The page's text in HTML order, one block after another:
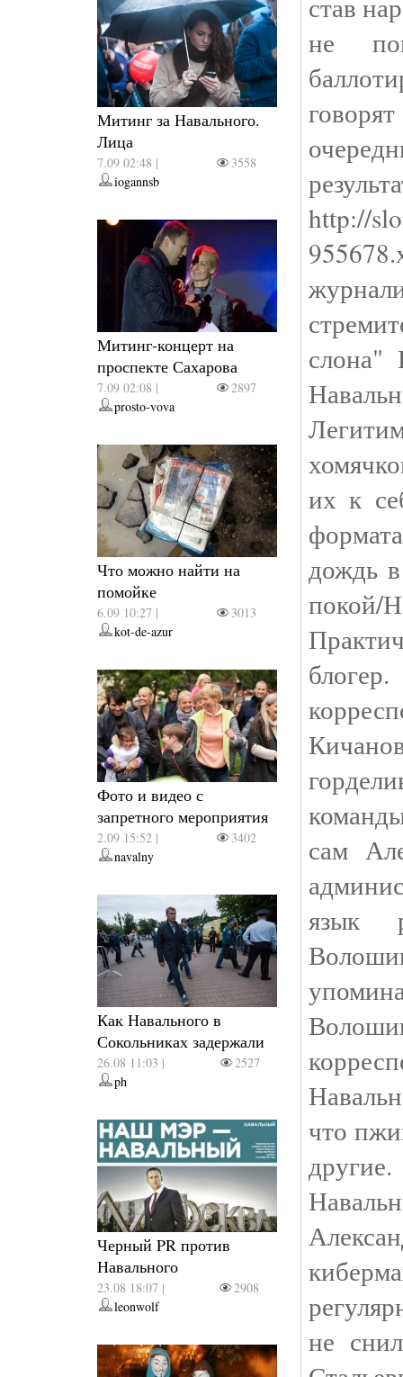
Митинг за Навального.
Лица
7.09 02:48 |
3558
iogannsb
Митинг-концерт на
проспекте Сахарова
7.09 02:08 |
2897
prosto-vova
Что можно найти на
помойке
6.09 10:27 |
3013
kot-de-azur
Фото и видео с
запретного мероприятия
2.09 15:52 |
3402
navalny
Как Навального в
Сокольниках задержали
26.08 11:03 |
2527
ph
Черный PR против
Навального
23.08 18:07 |
2908
leonwolf
не
http://
слона"
их к
дождь
покой/
сам
язык
что
не